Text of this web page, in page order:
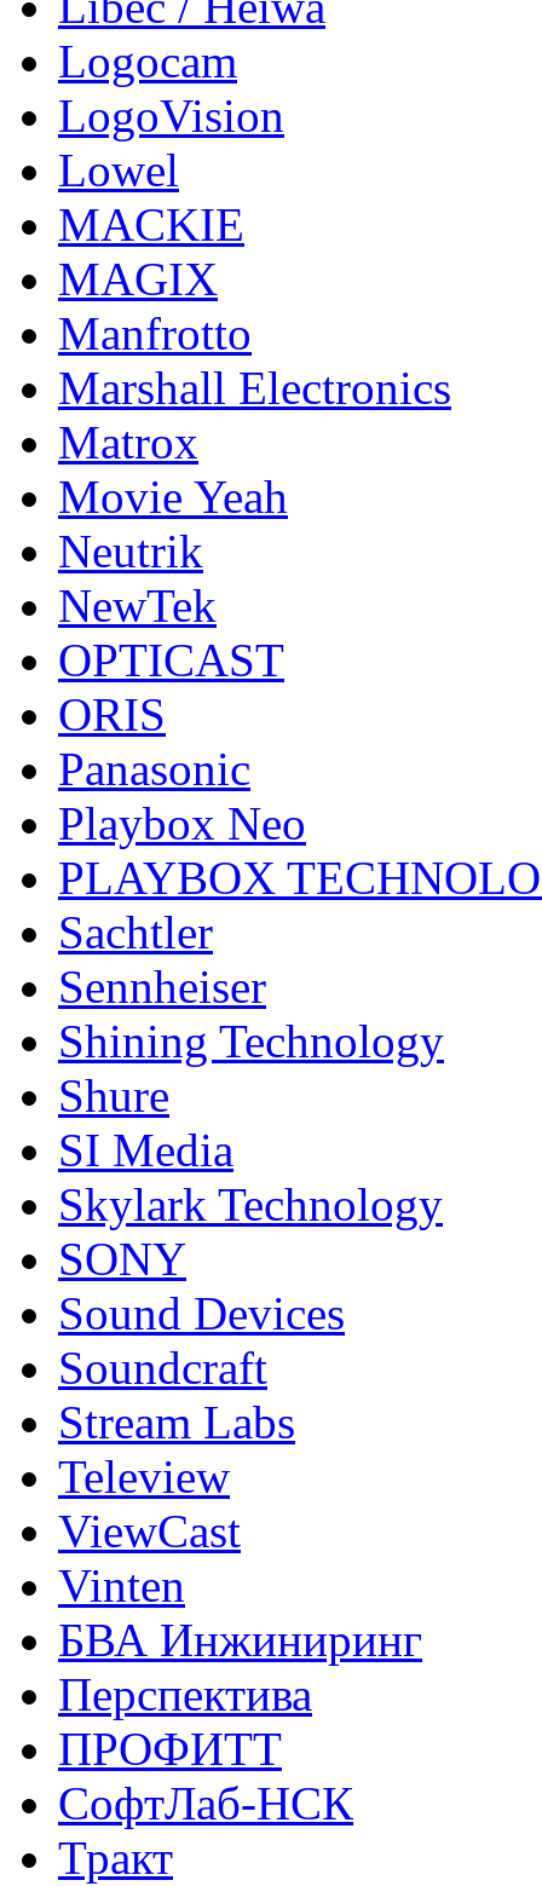
Logocam
LogoVision
Lowel
MACKIE
MAGIX
Manfrotto
Marshall Electronics
Matrox
Movie Yeah
Neutrik
NewTek
OPTICAST
ORIS
Panasonic
Playbox Neo
PLAYBOX
Sachtler
Sennheiser
Shining Technology
Shure
SI Media
Skylark Technology
SONY
Sound Devices
Soundcraft
Stream Labs
Teleview
ViewCast
Vinten
БВА Инжиниринг
Перспектива
ПРОФИТТ
СофтЛаб-НСК
Тракт